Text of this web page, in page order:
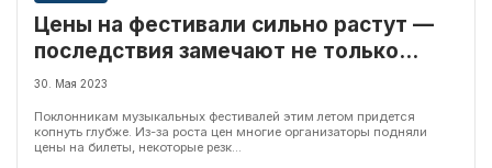
Цены на фестивали сильно растут —
последствия замечают не только
меломаны
30. Мая 2023
Поклонникам музыкальных фестивалей этим летом придется
копнуть глубже. Из-за роста цен многие организаторы подняли
цены на билеты, некоторые резк...